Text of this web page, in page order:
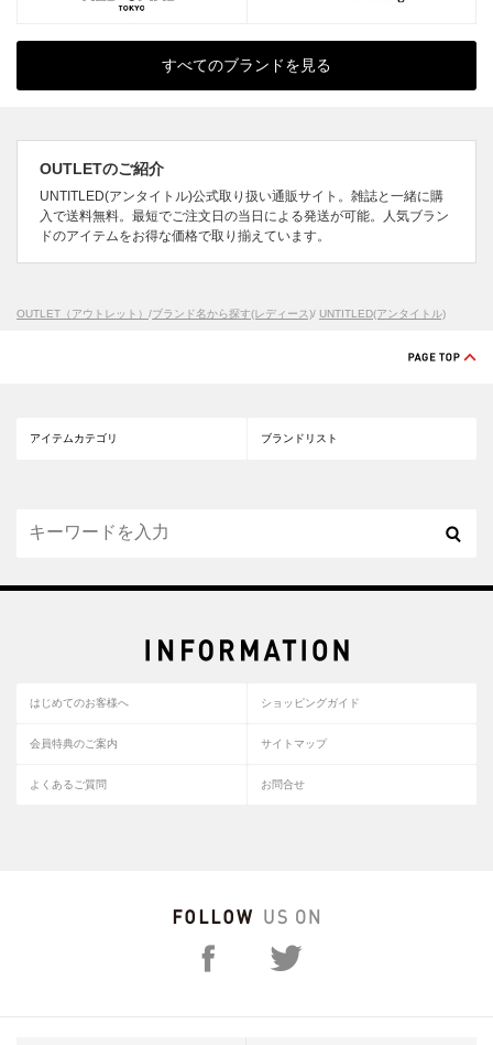
すべてのブランドを見る
OUTLETのご紹介
UNTITLED(アンタイトル)公式取り扱い通販サイト。雑誌と一緒に購
入で送料無料。最短でご注文日の当日による発送が可能。人気ブラン
ドのアイテムをお得な価格で取り揃えています。
OUTLET（アウトレット） /ブランド名から探す(レディース)/ UNTITLED(アンタイトル)
アイテムカテゴリ ブランドリスト
はじめてのお客様へ ショッピングガイド
会員特典のご案内 サイトマップ
よくあるご質問 お問合せ